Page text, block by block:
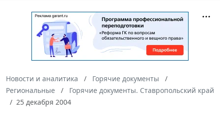
Новости и аналитика
Горячие документы
Региональные
Горячие документы. Ставропольский край
25 декабря 2004